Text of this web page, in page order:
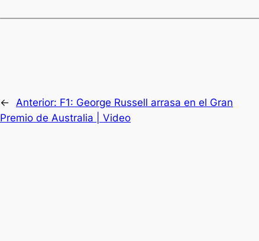
← Anterior: F1: George Russell arrasa en el Gran
Premio de Australia | Video